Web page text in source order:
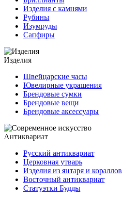
Изделия с камнями
Рубины
Изумруды
Сапфиры
Изделия
Швейцарские часы
Ювелирные украшения
Брендовые сумки
Брендовые вещи
Брендовые аксессуары
Антиквариат
Русский антиквариат
Церковная утварь
Изделия из янтаря и кораллов
Восточный антиквариат
Статуэтки Будды